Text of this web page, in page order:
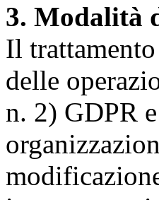
3. Modalità
Il
delle
n. 2) GDPR